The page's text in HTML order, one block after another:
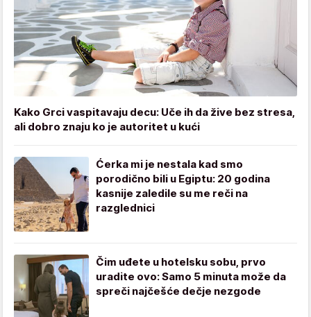
Kako Grci vaspitavaju decu: Uče ih da žive bez stresa,
ali dobro znaju ko je autoritet u kući
Ćerka mi je nestala kad smo
porodično bili u Egiptu: 20 godina
kasnije zaledile su me reči na
razglednici
Čim uđete u hotelsku sobu, prvo
uradite ovo: Samo 5 minuta može da
spreči najčešće dečje nezgode